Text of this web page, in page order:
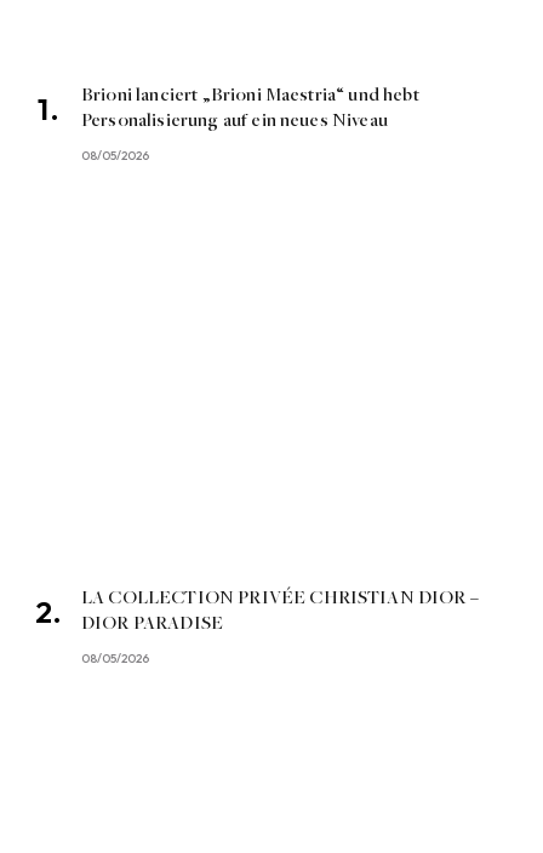
Brioni lanciert „Brioni Maestria“ und hebt
Personalisierung auf ein neues Niveau
08/05/2026
LA COLLECTION PRIVÉE CHRISTIAN DIOR –
DIOR PARADISE
08/05/2026